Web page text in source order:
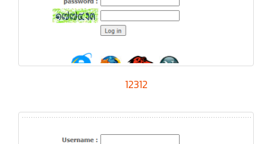
12312